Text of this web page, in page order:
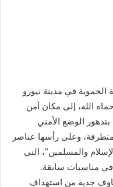
في مدينة نيورو
الله، إلى مكان آمن
الوضع الأمني
وعلى رأسها عناصر
والمسلمين”، التي
في مناسبات سابقة.
جدية من استهداف